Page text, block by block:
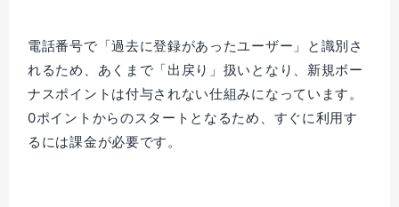
電話番号で「過去に登録があったユーザー」と識別さ
れるため、あくまで「出戻り」扱いとなり、新規ボー
ナスポイントは付与されない仕組みになっています。
0ポイントからのスタートとなるため、すぐに利用す
るには課金が必要です。